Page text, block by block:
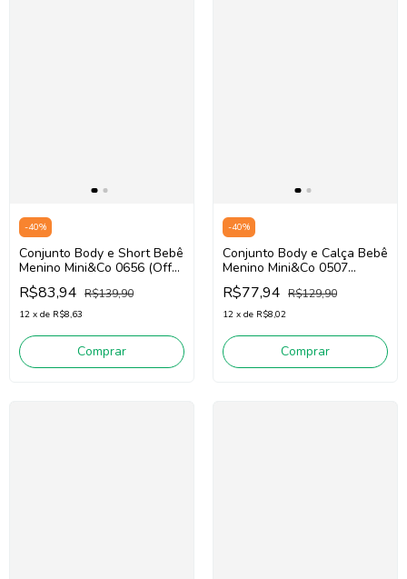
-40%
Conjunto Body e Short Bebê
Menino Mini&Co 0656 (Off
White/Azul)
R$83,94 R$139,90
12 x de R$8,63
Comprar
-40%
Conjunto Body e Calça Bebê
Menino Mini&Co 0507
(Bege/Marrom)
R$77,94 R$129,90
12 x de R$8,02
Comprar